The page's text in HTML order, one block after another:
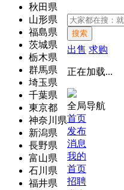
秋田県
山形県
福島県
茨城県
栃木県
群馬県
埼玉県
千葉県
東京都
神奈川県
新潟県
長野県
富山県
石川県
福井県
搜索
出售 求购
正在加载...
全局导航
首页
发布
消息
我的
首页
招聘